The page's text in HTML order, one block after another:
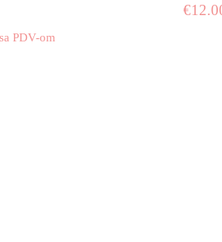
sa PDV-om
€